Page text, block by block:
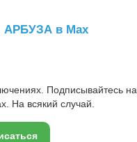
АРБУЗА в Max
Подписывайтесь на
На всякий случай.